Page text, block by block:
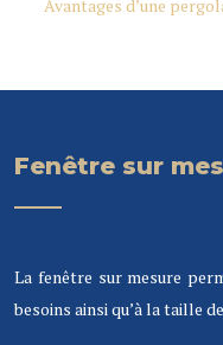
Avantages d’une
Fenêtre sur
La fenêtre sur mesure
besoins ainsi qu’à la taille